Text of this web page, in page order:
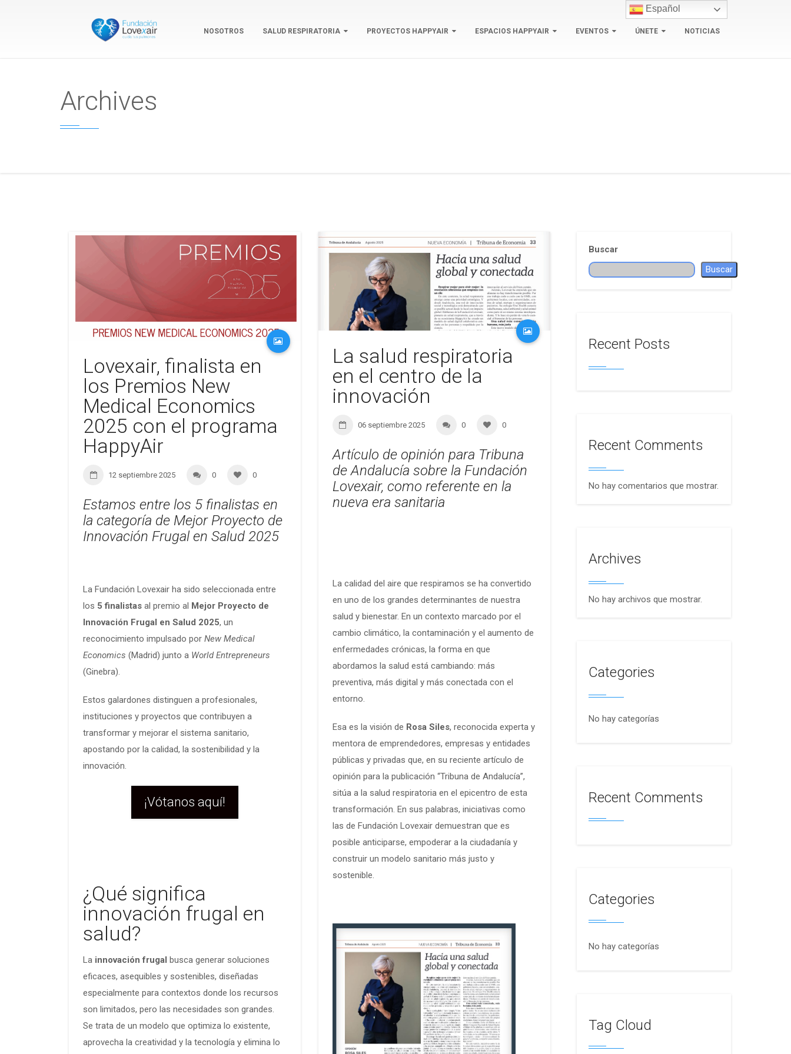
NOSOTROS SALUD RESPIRATORIA PROYECTOS HAPPYAIR ESPACIOS HAPPYAIR EVENTOS ÚNETE NOTICIAS
Archives
Lovexair, finalista en
los Premios New
Medical Economics
2025 con el programa
HappyAir
12 septiembre 2025 0 0
Estamos entre los 5 finalistas en
la categoría de Mejor Proyecto de
Innovación Frugal en Salud 2025
La Fundación Lovexair ha sido seleccionada entre
los 5 finalistas al premio al Mejor Proyecto de
Innovación Frugal en Salud 2025, un
reconocimiento impulsado por New Medical
Economics (Madrid) junto a World Entrepreneurs
(Ginebra).
Estos galardones distinguen a profesionales,
instituciones y proyectos que contribuyen a
transformar y mejorar el sistema sanitario,
apostando por la calidad, la sostenibilidad y la
innovación.
¡Vótanos aquí!
¿Qué significa
innovación frugal en
salud?
La innovación frugal busca generar soluciones
eficaces, asequibles y sostenibles, diseñadas
especialmente para contextos donde los recursos
son limitados, pero las necesidades son grandes.
Se trata de un modelo que optimiza lo existente,
aprovecha la creatividad y la tecnología y elimina lo
La salud respiratoria
en el centro de la
innovación
06 septiembre 2025 0 0
Artículo de opinión para Tribuna
de Andalucía sobre la Fundación
Lovexair, como referente en la
nueva era sanitaria
La calidad del aire que respiramos se ha convertido
en uno de los grandes determinantes de nuestra
salud y bienestar. En un contexto marcado por el
cambio climático, la contaminación y el aumento de
enfermedades crónicas, la forma en que
abordamos la salud está cambiando: más
preventiva, más digital y más conectada con el
entorno.
Esa es la visión de Rosa Siles, reconocida experta y
mentora de emprendedores, empresas y entidades
públicas y privadas que, en su reciente artículo de
opinión para la publicación “Tribuna de Andalucía”,
sitúa a la salud respiratoria en el epicentro de esta
transformación. En sus palabras, iniciativas como
las de Fundación Lovexair demuestran que es
posible anticiparse, empoderar a la ciudadanía y
construir un modelo sanitario más justo y
sostenible.
Buscar
Buscar
Recent Posts
Recent Comments
No hay comentarios que mostrar.
Archives
No hay archivos que mostrar.
Categories
No hay categorías
Recent Comments
Categories
No hay categorías
Tag Cloud
Español